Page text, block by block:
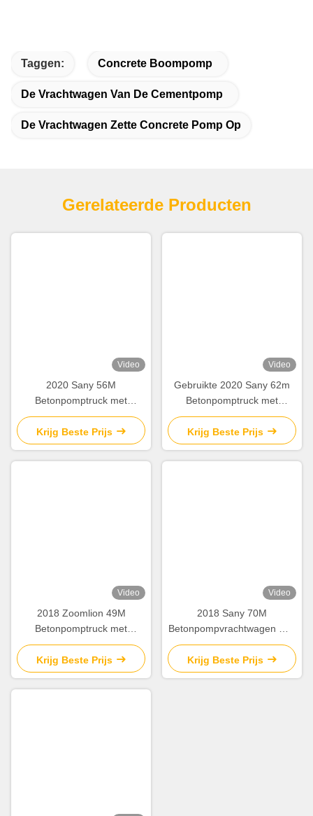
Taggen: Concrete Boompomp
De Vrachtwagen Van De Cementpomp